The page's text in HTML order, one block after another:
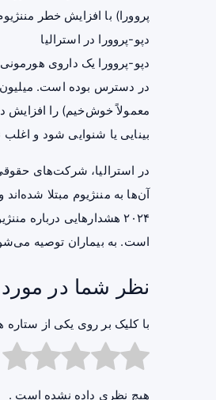
پروورا) با افزایش خطر
دپو-پروورا در استرالیا
در دسترس بوده است.
معمولاً خوش‌خیم) را افزایش
بینایی یا شنوایی شود و اغلب
۲۰۲۴ هشدارهایی درباره
است. به بیماران توصیه
نظر شما در
با کلیک بر روی یکی از ستاره ها از ۱ تا ۵ امتیاز
هیچ نظری داده نشده است .